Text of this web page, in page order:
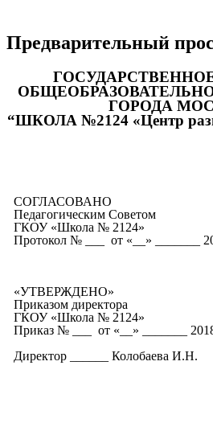
Предварительный
ГОРОДА
“ШКОЛА №2124 «Центр
СОГЛАСОВАНО
Педагогическим Советом
ГКОУ «Школа № 2124»
Протокол № ___ от «__» _______
«УТВЕРЖДЕНО»
Приказом директора
ГКОУ «Школа № 2124»
Приказ № ___ от «__» _______
Директор ______ Колобаева И.Н.